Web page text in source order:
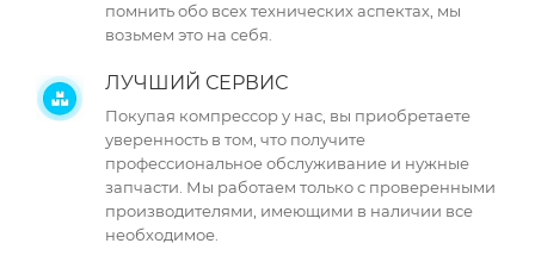
помнить обо всех технических аспектах, мы
возьмем это на себя.
ЛУЧШИЙ СЕРВИС
Покупая компрессор у нас, вы приобретаете
уверенность в том, что получите
профессиональное обслуживание и нужные
запчасти. Мы работаем только с проверенными
производителями, имеющими в наличии все
необходимое.